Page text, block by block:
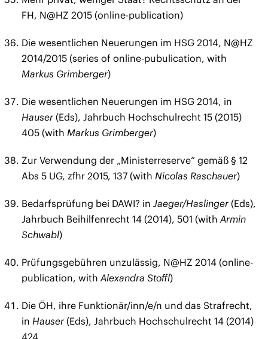
FH, N@HZ 2015 (online-publication)
Die wesentlichen Neuerungen im HSG 2014, N@HZ
2014/2015 (series of online-pubulication, with
Markus Grimberger)
Die wesentlichen Neuerungen im HSG 2014, in
Hauser (Eds), Jahrbuch Hochschulrecht 15 (2015)
405 (with Markus Grimberger)
Zur Verwendung der „Ministerreserve“ gemäß § 12
Abs 5 UG, zfhr 2015, 137 (with Nicolas Raschauer)
Bedarfsprüfung bei DAWI? in Jaeger/Haslinger (Eds),
Jahrbuch Beihilfenrecht 14 (2014), 501 (with Armin
Schwabl)
Prüfungsgebühren unzulässig, N@HZ 2014 (online-
publication, with Alexandra Stoffl)
Die ÖH, ihre Funktionär/inn/e/n und das Strafrecht,
in Hauser (Eds), Jahrbuch Hochschulrecht 14 (2014)
424